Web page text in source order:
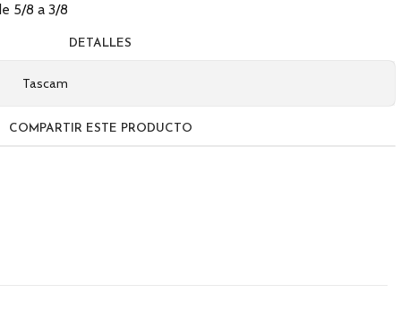
5/8 a 3/8
DETALLES
Tascam
COMPARTIR ESTE PRODUCTO